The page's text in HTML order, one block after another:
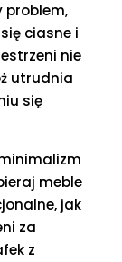
problem,
ciasne i
nie
utrudnia
się
meble
jak
za
z